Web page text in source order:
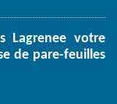
Lagrenee votre
de pare-feuilles